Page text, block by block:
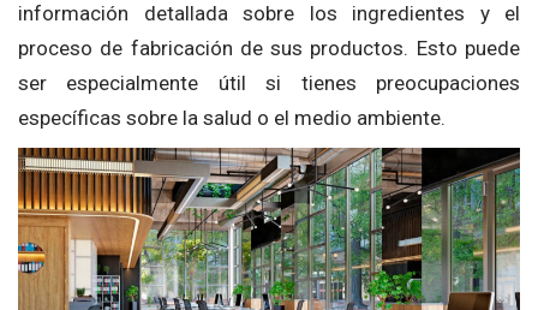
información detallada sobre los ingredientes y el
proceso de fabricación de sus productos. Esto puede
ser especialmente útil si tienes preocupaciones
específicas sobre la salud o el medio ambiente.